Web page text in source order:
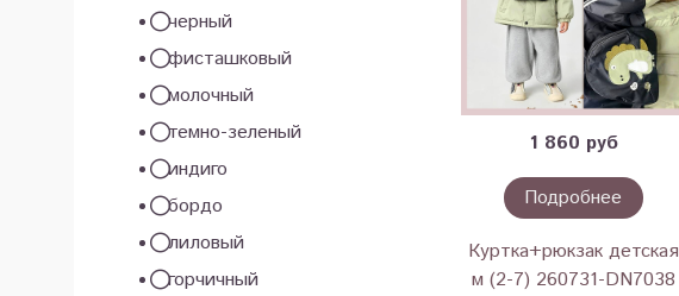
1 860 руб
Подробнее
Куртка+рюкзак детская
м (2-7) 260731-DN7038
черный
фисташковый
молочный
темно-зеленый
индиго
бордо
лиловый
горчичный